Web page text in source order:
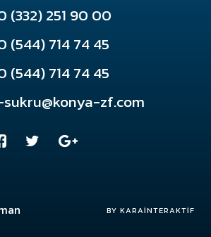
(332) 251 90 00
(544) 714 74 45
(544) 714 74 45
zf.com
Konya Web Tasarım